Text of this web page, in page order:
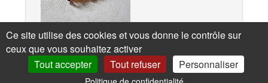
Bracelet en perles
pierres nat...
Ce site utilise des cookies et vous donne le contrôle sur
ceux que vous souhaitez activer
Tout accepter
Tout refuser Personnaliser